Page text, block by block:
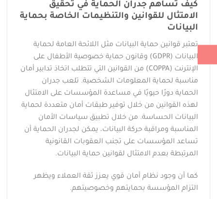
كيف تساهم جدران الحماية في تحقيق
الامتثال للقوانين والتنظيمات الخاصة بحماية
البيانات
تعتبر قوانين حماية البيانات مثل اللائحة العامة لحماية
البيانات (GDPR) وقانون حماية خصوصية الأطفال على
الإنترنت (COPPA) من القوانين التي تتطلب اتخاذ تدابير أمان
مناسبة لحماية المعلومات الشخصية. تلعب جدران
الحماية دورًا حيويًا في مساعدة المؤسسات على الامتثال
لهذه القوانين من خلال توفير طبقات أمان متعددة لحماية
البيانات الحساسة. من خلال تطبيق سياسات الأمان
المناسبة ومراقبة حركة البيانات، يمكن لجدران الحماية أن
تساعد المؤسسات على تجنب العقوبات القانونية
المرتبطة بعدم الامتثال لقوانين حماية البيانات.
كما أن وجود نظام أمان قوي يعزز ثقة العملاء ويظهر
التزام المؤسسة بحمايتهم وخصوصيتهم.